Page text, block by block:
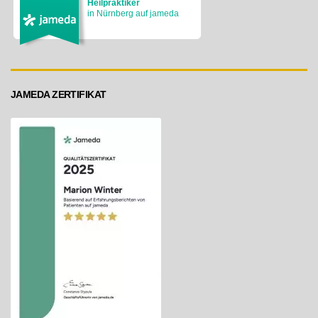
Heilpraktiker
in Nürnberg auf jameda
JAMEDA ZERTIFIKAT